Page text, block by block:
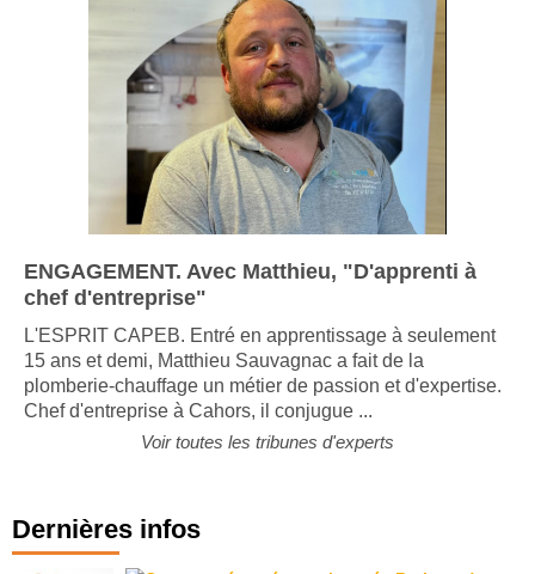
ENGAGEMENT. Avec Matthieu, "D'apprenti à
chef d'entreprise"
L'ESPRIT CAPEB. Entré en apprentissage à seulement
15 ans et demi, Matthieu Sauvagnac a fait de la
plomberie-chauffage un métier de passion et d'expertise.
Chef d'entreprise à Cahors, il conjugue ...
Voir toutes les tribunes d'experts
Dernières infos